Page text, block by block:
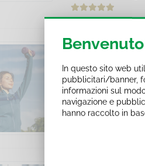
CORSO
Corso online di
ambienti
In questo sito web
pubblicitari/banner,
informazioni sul
navigazione e
hanno raccolto in